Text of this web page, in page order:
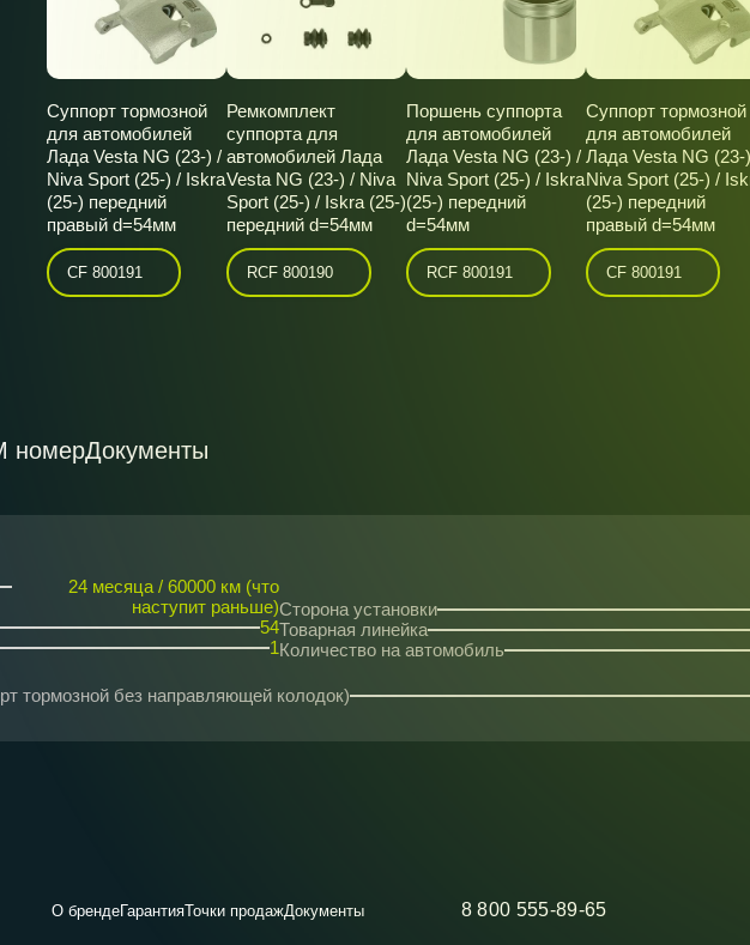
Суппорт тормозной
для автомобилей
Лада Vesta NG (23-) /
Niva Sport (25-) / Iskra
(25-) передний
правый d=54мм
CF 800191
Ремкомплект
суппорта для
автомобилей Лада
Vesta NG (23-) / Niva
Sport (25-) / Iskra (25-)
передний d=54мм
RCF 800190
Поршень суппорта
для автомобилей
Лада Vesta NG (23-) /
Niva Sport (25-) / Iskra
(25-) передний
d=54мм
RCF 800191
Суппорт тормозной
для автомобилей
Лада Vesta NG (23-
Niva Sport (25-) /
(25-) передний
правый d=54мм
CF 800191
номерДокументы
24 месяца / 60000 км (что
наступит раньше)
54
1
Сторона установки
Товарная линейка
Количество на автомобиль
тормозной без направляющей колодок)
О брендеГарантияТочки продажДокументы 8 800 555-89-65